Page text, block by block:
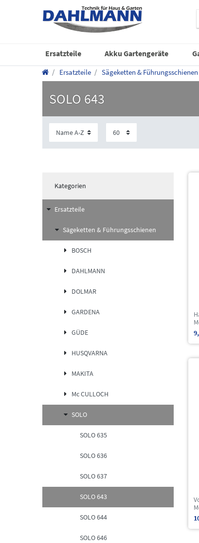
Ersatzteile Akku Gartengeräte
Ersatzteile Sägeketten & Führungsschienen
SOLO 643
Kategorien
Ersatzteile
Sägeketten & Führungsschienen
BOSCH
DAHLMANN
DOLMAR
GARDENA
GÜDE
HUSQVARNA
MAKITA
Mc CULLOCH
SOLO
SOLO 635
SOLO 636
SOLO 637
SOLO 643
SOLO 644
SOLO 646